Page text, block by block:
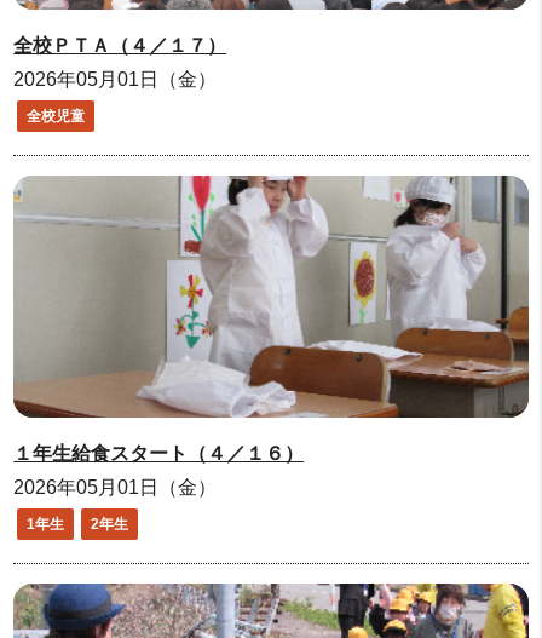
全校ＰＴＡ（４／１７）
2026年05月01日（金）
全校児童
１年生給食スタート（４／１６）
2026年05月01日（金）
1年生 2年生